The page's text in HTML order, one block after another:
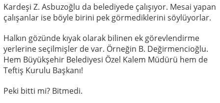
Kardeşi Z. Asbuzoğlu da belediyede çalışıyor. Mesai yapan
çalışanlar ise böyle birini pek görmediklerini söylüyorlar.
Halkın gözünde kıyak olarak bilinen ek görevlendirme
yerlerine seçilmişler de var. Örneğin B. Değirmencioğlu.
Hem Büyükşehir Belediyesi Özel Kalem Müdürü hem de
Teftiş Kurulu Başkanı!
Peki bitti mi? Bitmedi.